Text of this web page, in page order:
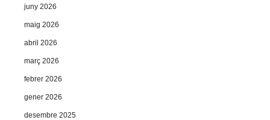
juny 2026
maig 2026
abril 2026
març 2026
febrer 2026
gener 2026
desembre 2025